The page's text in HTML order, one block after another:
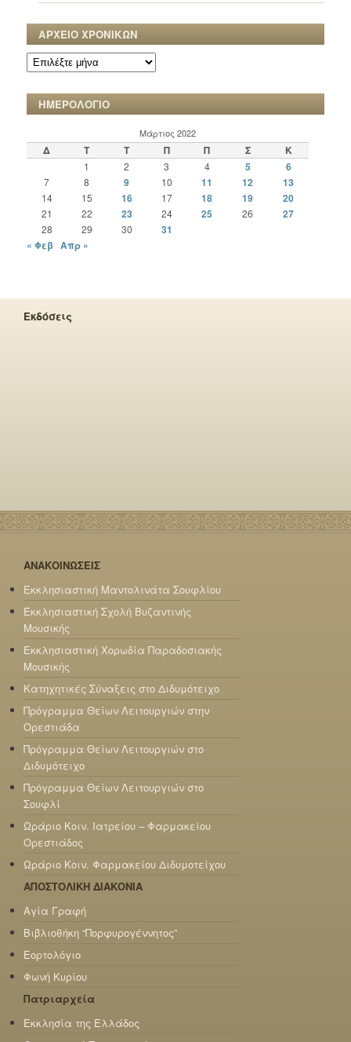
ΑΡΧΕΙΟ ΧΡΟΝΙΚΩΝ
ΑΡΧΕΙΟ
ΧΡΟΝΙΚΩΝ
ΗΜΕΡΟΛΟΓΙΟ
Μάρτιος 2022
Δ Τ Τ Π Π Σ Κ
1 2 3 4 5 6
7 8 9 10 11 12 13
14 15 16 17 18 19 20
21 22 23 24 25 26 27
28 29 30
31
« Φεβ Απρ »
Εκδόσεις
ΑΝΑΚΟΙΝΩΣΕΙΣ
Εκκλησιαστική Μαντολινάτα Σουφλίου
Εκκλησιαστική Σχολή Βυζαντινής
Μουσικής
Εκκλησιαστική Χορωδία Παραδοσιακής
Μουσικής
Κατηχητικές Σύναξεις στο Διδυμότειχο
Πρόγραμμα Θείων Λειτουργιών στην
Ορεστιάδα
Πρόγραμμα Θείων Λειτουργιών στο
Διδυμότειχο
Πρόγραμμα Θείων Λειτουργιών στο
Σουφλί
Ωράριο Κοιν. Ιατρείου – Φαρμακείου
Ορεστιάδος
Ωράριο Κοιν. Φαρμακείου Διδυμοτείχου
ΑΠΟΣΤΟΛΙΚΗ ΔΙΑΚΟΝΙΑ
Αγία Γραφή
Βιβλιοθήκη “Πορφυρογέννητος”
Εορτολόγιο
Φωνή Κυρίου
Πατριαρχεία
Εκκλησία της Ελλάδος